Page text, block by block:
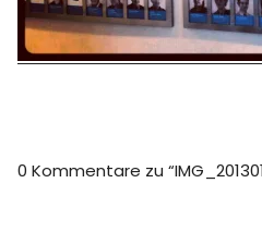
Über mich
0 Kommentare zu “